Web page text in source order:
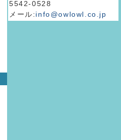
5542-0528
メール:info@owlowl.co.jp